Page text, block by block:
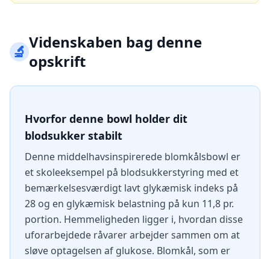
🔬Videnskaben bag denne
opskrift
Hvorfor denne bowl holder dit
blodsukker stabilt
Denne middelhavsinspirerede blomkålsbowl er
et skoleeksempel på blodsukkerstyring med et
bemærkelsesværdigt lavt glykæmisk indeks på
28 og en glykæmisk belastning på kun 11,8 pr.
portion. Hemmeligheden ligger i, hvordan disse
uforarbejdede råvarer arbejder sammen om at
sløve optagelsen af glukose. Blomkål, som er